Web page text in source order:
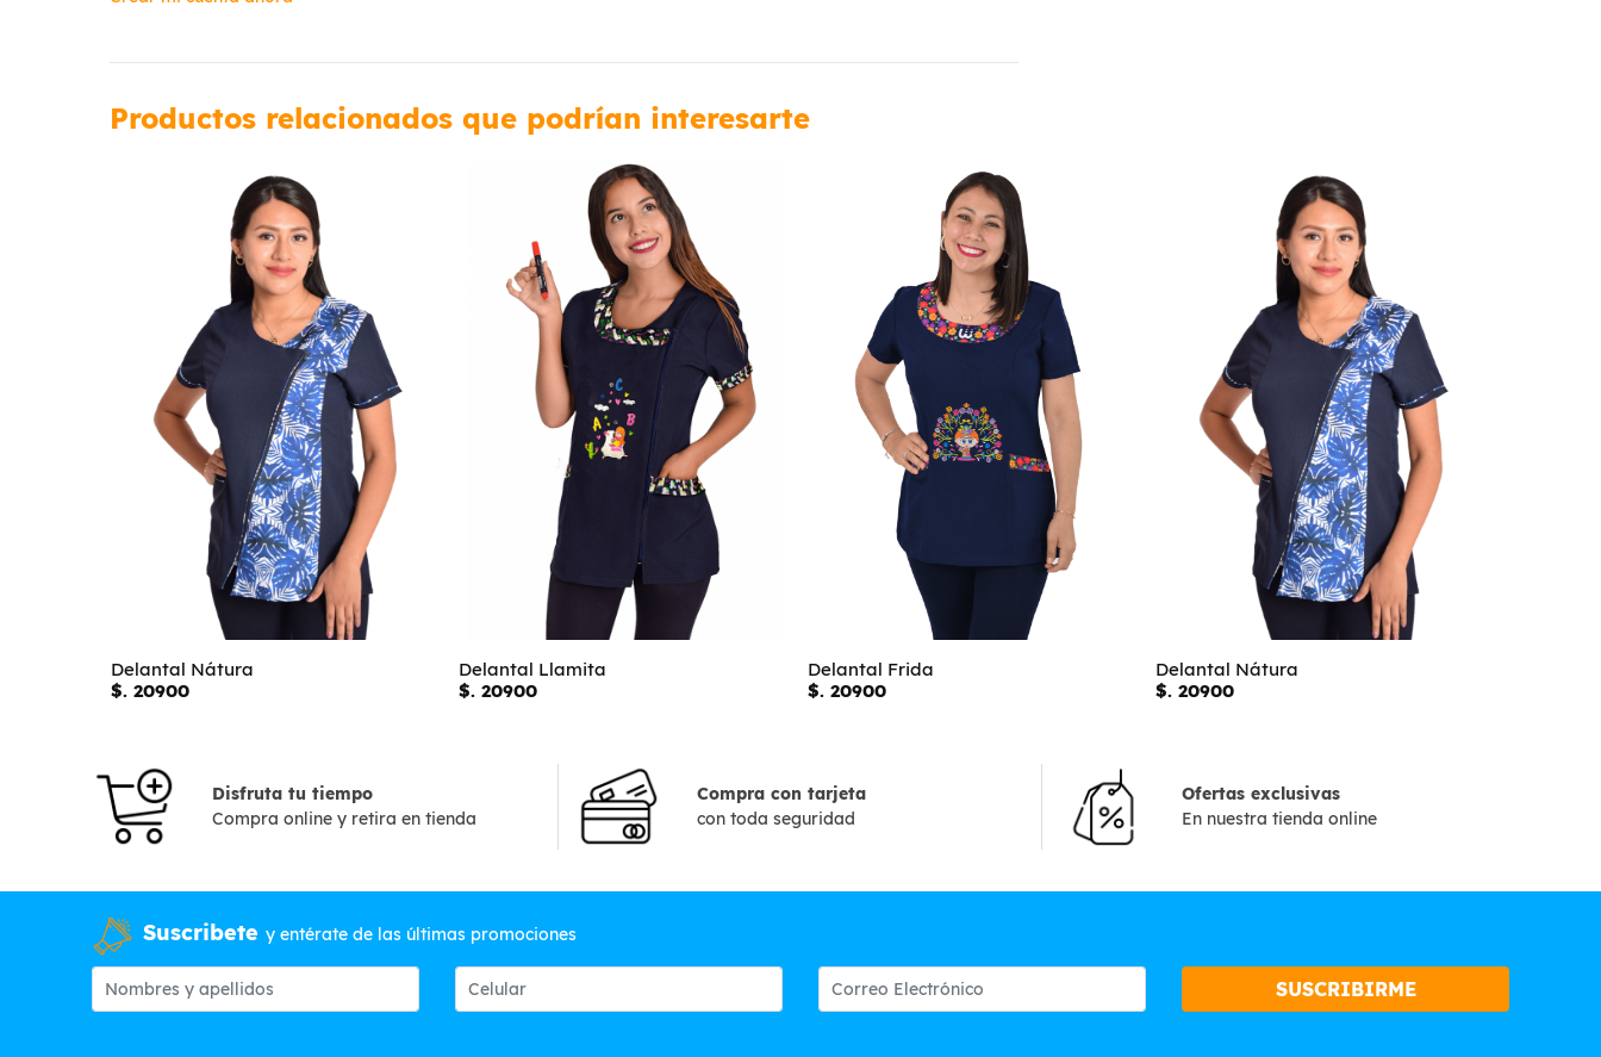
Productos relacionados que podrían interesarte
Delantal Nátura
$. 20900
Delantal Llamita
$. 20900
Delantal Frida
$. 20900
Delantal Nátura
$. 20900
Disfruta tu tiempo
Compra online y retira en tienda
Compra con tarjeta
con toda seguridad
Ofertas exclusivas
En nuestra tienda online
Suscribete y entérate de las últimas promociones
SUSCRIBIRME